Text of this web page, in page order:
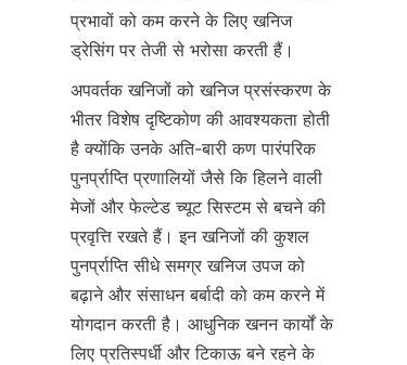
प्रभावों को कम करने के लिए खनिज
ड्रेसिंग पर तेजी से भरोसा करती हैं।
अपवर्तक खनिजों को खनिज प्रसंस्करण के
भीतर विशेष दृष्टिकोण की आवश्यकता होती
है क्योंकि उनके अति-बारी कण पारंपरिक
पुनर्प्राप्ति प्रणालियों जैसे कि हिलने वाली
मेजों और फेल्टेड च्यूट सिस्टम से बचने की
प्रवृत्ति रखते हैं। इन खनिजों की कुशल
पुनर्प्राप्ति सीधे समग्र खनिज उपज को
बढ़ाने और संसाधन बर्बादी को कम करने में
योगदान करती है। आधुनिक खनन कार्यों के
लिए प्रतिस्पर्धी और टिकाऊ बने रहने के